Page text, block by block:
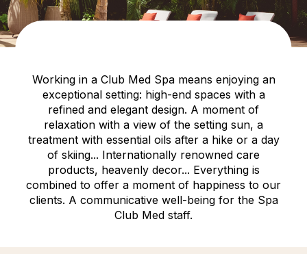
Working in a Club Med Spa means enjoying an
exceptional setting: high-end spaces with a
refined and elegant design. A moment of
relaxation with a view of the setting sun, a
treatment with essential oils after a hike or a day
of skiing... Internationally renowned care
products, heavenly decor... Everything is
combined to offer a moment of happiness to our
clients. A communicative well-being for the Spa
Club Med staff.